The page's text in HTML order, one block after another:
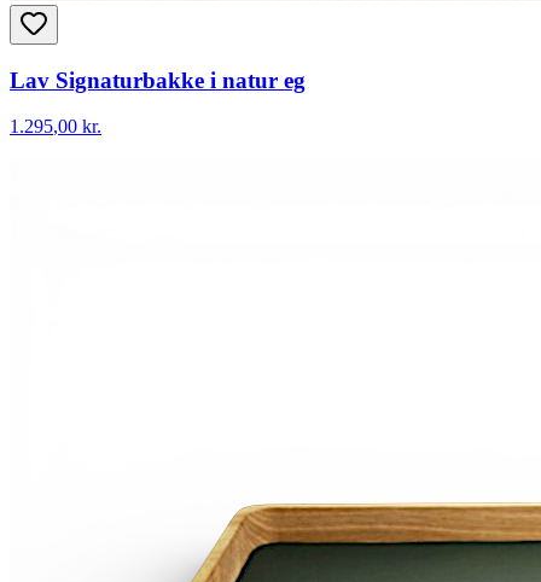
Lav Signaturbakke i natur eg
1.295,00 kr.